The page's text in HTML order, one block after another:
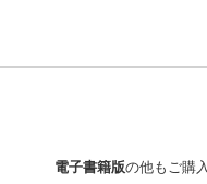
電子書籍版の他もご購